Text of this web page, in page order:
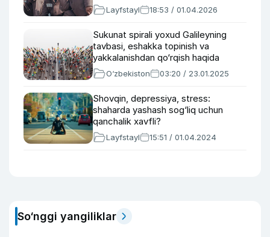
Layfstayl 18:53 / 01.04.2026
Sukunat spirali yoxud Galileyning
tavbasi, eshakka topinish va
yakkalanishdan qo‘rqish haqida
O‘zbekiston 03:20 / 23.01.2025
Shovqin, depressiya, stress:
shaharda yashash sog‘liq uchun
qanchalik xavfli?
Layfstayl 15:51 / 01.04.2024
So‘nggi yangiliklar